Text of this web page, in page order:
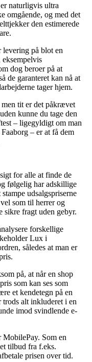
naturligvis ultra
omgående, og med det
den estimerede
levering på blot en
dog beroer på at
de garanteret kan nå at
tager hjem.
tit er det påkrævet
kunne du tage den
– ligegyldigt om man
– er at få dem
for alle at finde de
følgelig har adskillige
udsalgspriserne
som til herrer og
sikre fragt uden gebyr.
forskellige
Lux i
således at man er
på, at når en shop
som kan ses som
et kendetegn på en
alt inkluderet i en
imod svindlende e-
Som en
tilbud fra f.eks.
prisen over tid.